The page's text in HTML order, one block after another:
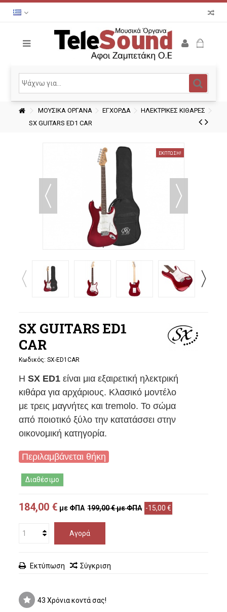
ΜΟΥΣΙΚΑ ΟΡΓΑΝΑ ΕΓΧΟΡΔΑ
ΗΛΕΚΤΡΙΚΕΣ ΚΙΘΑΡΕΣ
SX GUITARS ED1 CAR
ΈΚΠΤΩΣΗ!
SX GUITARS ED1
CAR
Κωδικός: SX-ED1CAR
ΗSX ED1 είναι μια εξαιρετική ηλεκτρική
κιθάρα για αρχάριους. Κλασικό μοντέλο
με τρεις μαγνήτες και tremolo. Το σώμα
από ποιοτικό ξύλο την κατατάσσει στην
οικονομική κατηγορία.
Περιλαμβάνεται θήκη
Διαθέσιμο
184,00 € με ΦΠΑ 199,00 €με ΦΠΑ -15,00 €
Αγορά
Εκτύπωση Σύγκριση
43 Χρόνια κοντά σας!